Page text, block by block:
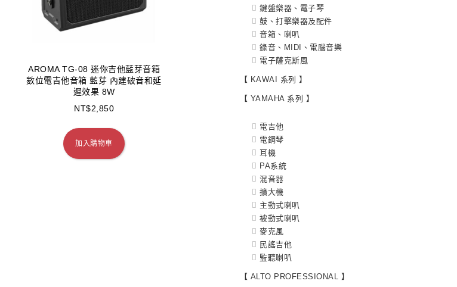
AROMA TG-08 迷你吉他藍芽音箱
數位電吉他音箱 藍芽 內建破音和延
遲效果 8W
NT$2,850
加入購物車
鍵盤樂器、電子琴
鼓、打擊樂器及配件
音箱、喇叭
錄音、MIDI、電腦音樂
電子薩克斯風
【 KAWAI 系列 】
【 YAMAHA 系列 】
電吉他
電鋼琴
耳機
PA系統
混音器
擴大機
主動式喇叭
被動式喇叭
麥克風
民謠吉他
監聽喇叭
【 ALTO PROFESSIONAL 】